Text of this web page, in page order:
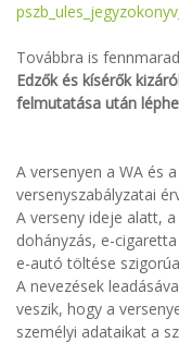
Továbbra is
Edzők és kísérők
felmutatása után
A versenyen a WA és
versenyszabályzatai
A verseny ideje alatt,
dohányzás, e-
e-autó töltése
A nevezések
veszik, hogy a
személyi adataikat a